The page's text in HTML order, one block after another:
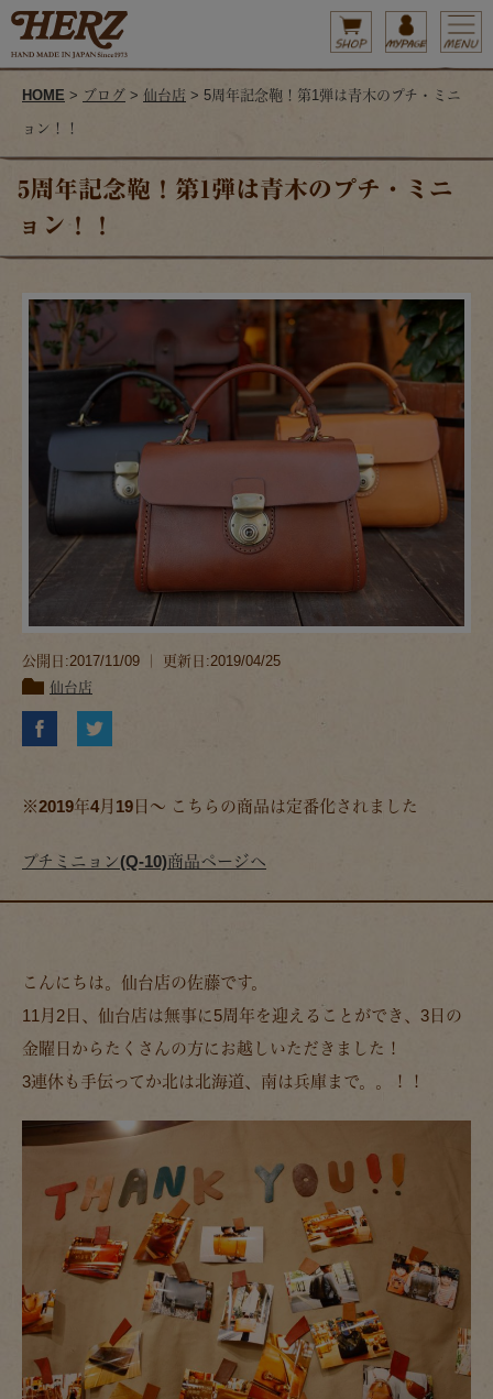
HOME > ブログ > 仙台店 > 5周年記念鞄！第1弾は青木のプチ・ミニ
ョン！！
5周年記念鞄！第1弾は青木のプチ・ミニ
ョン！！
公開日:2017/11/09 ｜ 更新日:2019/04/25
仙台店
※2019年4月19日～ こちらの商品は定番化されました
プチミニョン(Q-10)商品ページへ
こんにちは。仙台店の佐藤です。
11月2日、仙台店は無事に5周年を迎えることができ、3日の
金曜日からたくさんの方にお越しいただきました！
3連休も手伝ってか北は北海道、南は兵庫まで。。！！